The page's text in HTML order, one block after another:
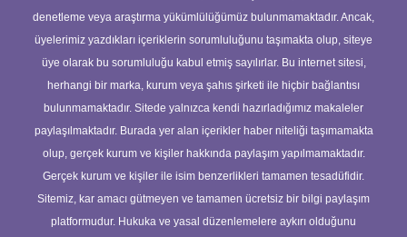
denetleme veya araştırma yükümlülüğümüz bulunmamaktadır. Ancak,
üyelerimiz yazdıkları içeriklerin sorumluluğunu taşımakta olup, siteye
üye olarak bu sorumluluğu kabul etmiş sayılırlar. Bu internet sitesi,
herhangi bir marka, kurum veya şahıs şirketi ile hiçbir bağlantısı
bulunmamaktadır. Sitede yalnızca kendi hazırladığımız makaleler
paylaşılmaktadır. Burada yer alan içerikler haber niteliği taşımamakta
olup, gerçek kurum ve kişiler hakkında paylaşım yapılmamaktadır.
Gerçek kurum ve kişiler ile isim benzerlikleri tamamen tesadüfidir.
Sitemiz, kar amacı gütmeyen ve tamamen ücretsiz bir bilgi paylaşım
platformudur. Hukuka ve yasal düzenlemelere aykırı olduğunu